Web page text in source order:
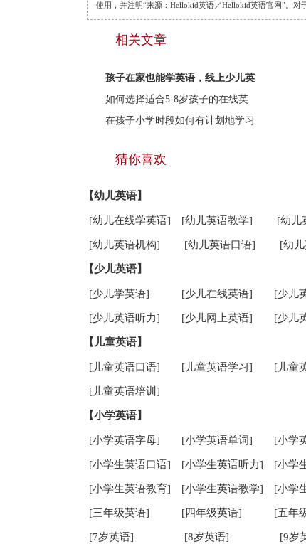
使用，并注明“来源：Hellokid英语／Hellokid英语官网”。对
相关文章
孩子在家也能学英语，线上少儿英
如何选择适合5-8岁孩子的在线英
在孩子小学时段如何有计划地学习
猜你喜欢
【幼儿英语】
[幼儿在线学英语] [幼儿英语教学] [幼儿
[幼儿英语机构] [幼儿英语口语] [幼
【少儿英语】
[少儿学英语] [少儿在线英语] [少儿
[少儿英语听力] [少儿网上英语] [少儿
【儿童英语】
[儿童英语口语] [儿童英语学习] [儿童
[儿童英语培训]
【小学英语】
[小学英语字母] [小学英语单词] [小学
[小学生英语口语] [小学生英语听力] [小学
[小学生英语教育] [小学生英语教学] [小学
[三年级英语] [四年级英语] [五年
[7岁英语] [8岁英语] [9岁